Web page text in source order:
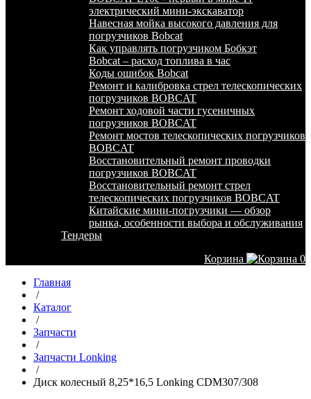
электрический мини-экскаватор
Навесная мойка высокого давления для
погрузчиков Bobcat
Как управлять погрузчиком Бобкэт
Bobcat – расход топлива в час
Коды ошибок Bobcat
Ремонт и калибровка стрел телескопических
погрузчиков BOBCAT
Ремонт ходовой части гусеничных
погрузчиков BOBCAT
Ремонт мостов телескопических погрузчиков
BOBCAT
Восстановительный ремонт проводки
погрузчиков BOBCAT
Восстановительный ремонт стрел
телескопических погрузчиков BOBCAT
Китайские мини-погрузчики — обзор
рынка, особенности выбора и обслуживания
Тендеры
Корзина
0
Главная
/
Каталог
/
Запчасти
/
Запчасти Lonking
/
Диск колесный 8,25*16,5 Lonking CDM307/308